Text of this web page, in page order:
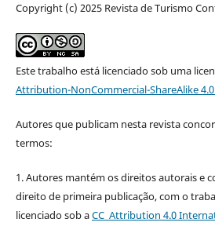
Copyright (c) 2025 Revista de Turismo
Este trabalho está licenciado sob uma
Attribution-NonCommercial-ShareAlike
Autores que publicam nesta revista
termos:
1. Autores mantém os direitos autorais e
direito de primeira publicação, com o
licenciado sob aCC Attribution 4.0